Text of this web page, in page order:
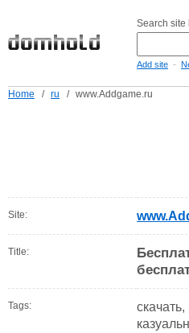
Search site
Add site -
Home / ru / www.Addgame.ru
Site:
Title:
Tags: